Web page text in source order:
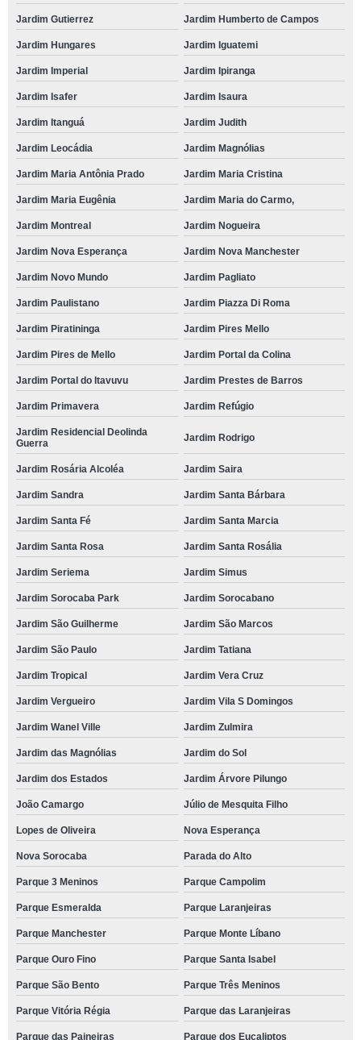
Jardim Gutierrez Jardim Humberto de Campos
Jardim Hungares Jardim Iguatemi
Jardim Imperial Jardim Ipiranga
Jardim Isafer Jardim Isaura
Jardim Itanguá Jardim Judith
Jardim Leocádia Jardim Magnólias
Jardim Maria Antônia Prado Jardim Maria Cristina
Jardim Maria Eugênia Jardim Maria do Carmo,
Jardim Montreal Jardim Nogueira
Jardim Nova Esperança Jardim Nova Manchester
Jardim Novo Mundo Jardim Pagliato
Jardim Paulistano Jardim Piazza Di Roma
Jardim Piratininga Jardim Pires Mello
Jardim Pires de Mello Jardim Portal da Colina
Jardim Portal do Itavuvu Jardim Prestes de Barros
Jardim Primavera Jardim Refúgio
Jardim Residencial Deolinda
Guerra
Jardim Rodrigo
Jardim Rosária Alcoléa Jardim Saira
Jardim Sandra Jardim Santa Bárbara
Jardim Santa Fé Jardim Santa Marcia
Jardim Santa Rosa Jardim Santa Rosália
Jardim Seriema Jardim Simus
Jardim Sorocaba Park Jardim Sorocabano
Jardim São Guilherme Jardim São Marcos
Jardim São Paulo Jardim Tatiana
Jardim Tropical Jardim Vera Cruz
Jardim Vergueiro Jardim Vila S Domingos
Jardim Wanel Ville Jardim Zulmira
Jardim das Magnólias Jardim do Sol
Jardim dos Estados Jardim Árvore Pilungo
João Camargo Júlio de Mesquita Filho
Lopes de Oliveira Nova Esperança
Nova Sorocaba Parada do Alto
Parque 3 Meninos Parque Campolim
Parque Esmeralda Parque Laranjeiras
Parque Manchester Parque Monte Líbano
Parque Ouro Fino Parque Santa Isabel
Parque São Bento Parque Três Meninos
Parque Vitória Régia Parque das Laranjeiras
Parque das Paineiras Parque dos Eucaliptos